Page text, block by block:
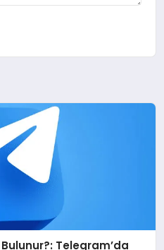
Telegram’da